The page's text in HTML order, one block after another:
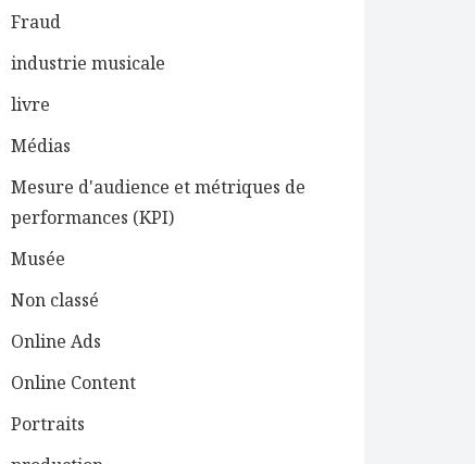
Fraud
industrie musicale
livre
Médias
Mesure d'audience et métriques de
performances (KPI)
Musée
Non classé
Online Ads
Online Content
Portraits